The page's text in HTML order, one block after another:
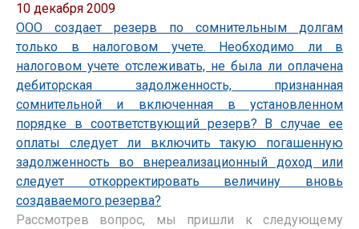
10 декабря 2009
ООО создает резерв по сомнительным долгам
только в налоговом учете. Необходимо ли в
налоговом учете отслеживать, не была ли оплачена
дебиторская задолженность, признанная
сомнительной и включенная в установленном
порядке в соответствующий резерв? В случае ее
оплаты следует ли включить такую погашенную
задолженность во внереализационный доход или
следует откорректировать величину вновь
создаваемого резерва?
Рассмотрев вопрос, мы пришли к следующему